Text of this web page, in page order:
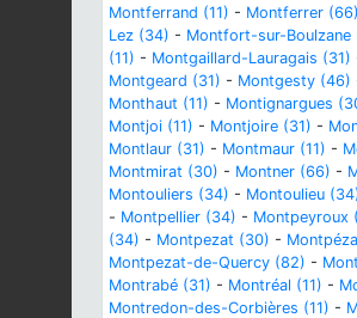
Montferrand (11) - Montferrer (66)
Lez (34) - Montfort-sur-Boulzane
(11) - Montgaillard-Lauragais (31)
Montgeard (31) - Montgesty (46)
Monthaut (11) - Montignargues
Montjoi (11) - Montjoire (31) -
Montlaur (31) - Montmaur (11) -
Montmirat (30) - Montner (66) -
Montouliers (34) - Montoulieu
- Montpellier (34) - Montpeyroux
(34) - Montpezat (30) -
Montpezat-de-Quercy (82) -
Montrabé (31) - Montréal (11) -
Montredon-des-Corbières (11) -